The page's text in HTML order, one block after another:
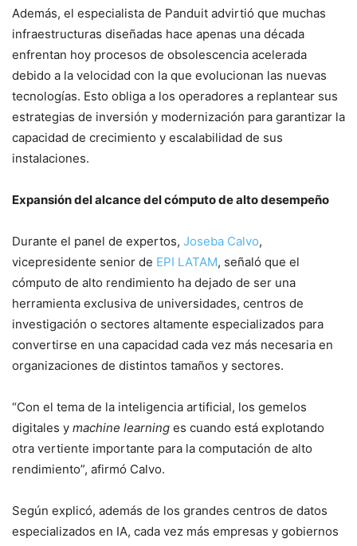
Además, el especialista de Panduit advirtió que muchas
infraestructuras diseñadas hace apenas una década
enfrentan hoy procesos de obsolescencia acelerada
debido a la velocidad con la que evolucionan las nuevas
tecnologías. Esto obliga a los operadores a replantear sus
estrategias de inversión y modernización para garantizar la
capacidad de crecimiento y escalabilidad de sus
instalaciones.
Expansión del alcance del cómputo de alto desempeño
Durante el panel de expertos, Joseba Calvo,
vicepresidente senior de EPI LATAM, señaló que el
cómputo de alto rendimiento ha dejado de ser una
herramienta exclusiva de universidades, centros de
investigación o sectores altamente especializados para
convertirse en una capacidad cada vez más necesaria en
organizaciones de distintos tamaños y sectores.
“Con el tema de la inteligencia artificial, los gemelos
digitales y machine learning es cuando está explotando
otra vertiente importante para la computación de alto
rendimiento”, afirmó Calvo.
Según explicó, además de los grandes centros de datos
especializados en IA, cada vez más empresas y gobiernos